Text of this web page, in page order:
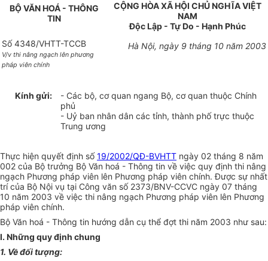
BỘ VĂN HOÁ - THÔNG
TIN
CỘNG HÒA XÃ HỘI CHỦ NGHĨA VIỆT
NAM
Độc Lập - Tự Do - Hạnh Phúc
Số 4348/VHTT-TCCB
V/v thi nâng ngạch lên phương
pháp viên chính
Hà Nội, ngày 9 tháng 10 năm 2003
Kính gửi:
- Các bộ, cơ quan ngang Bộ, cơ quan thuộc Chính
phủ
- Uỷ ban nhân dân các tỉnh, thành phố trực thuộc
Trung ương
Thực hiện quyết định số19/2002/QĐ-BVHTT ngày 02 tháng 8 năm
002 của Bộ trưởng Bộ Văn hoá - Thông tin về việc quy định thi nâng
ngạch Phương pháp viên lên Phương pháp viên chính. Được sự nhất
trí của Bộ Nội vụ tại Công văn số 2373/BNV-CCVC ngày 07 tháng
10 năm 2003 về việc thi nâng ngạch Phương pháp viên lên Phương
pháp viên chính.
Bộ Văn hoá - Thông tin hướng dẫn cụ thể đợt thi năm 2003 như sau:
I. Những quy định chung
1. Về đối tượng: